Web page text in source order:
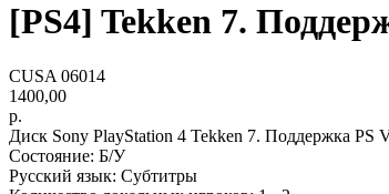
[PS4] Tekken 7.
CUSA 06014
1400,00
р.
Диск Sony PlayStation 4 Tekken 7. Поддержка PS
Состояние: Б/У
Русский язык: Субтитры